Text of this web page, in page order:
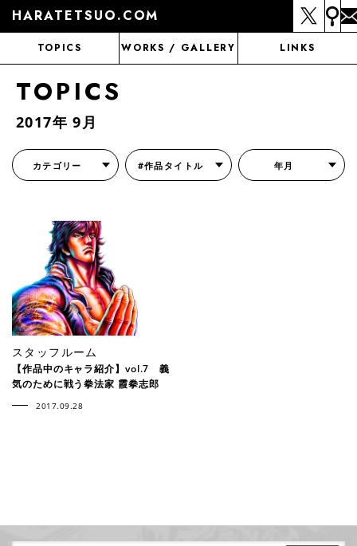
HARATETSUO.COM
TOPICS WORKS / GALLERY LINKS
TOPICS
2017年 9月
カテゴリー #作品タイトル 年月
スタッフルーム
【作品中のキャラ紹介】vol.7 義
気のために戦う拳法家 霞拳志郎
2017.09.28